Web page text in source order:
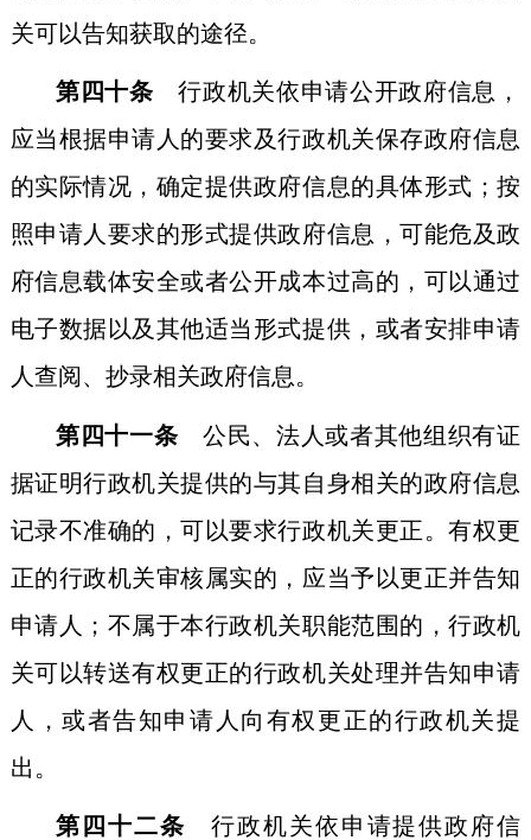
关可以告知获取的途径。
第四十条 行政机关依申请公开政府信息，
应当根据申请人的要求及行政机关保存政府信息
的实际情况，确定提供政府信息的具体形式；按
照申请人要求的形式提供政府信息，可能危及政
府信息载体安全或者公开成本过高的，可以通过
电子数据以及其他适当形式提供，或者安排申请
人查阅、抄录相关政府信息。
第四十一条 公民、法人或者其他组织有证
据证明行政机关提供的与其自身相关的政府信息
记录不准确的，可以要求行政机关更正。有权更
正的行政机关审核属实的，应当予以更正并告知
申请人；不属于本行政机关职能范围的，行政机
关可以转送有权更正的行政机关处理并告知申请
人，或者告知申请人向有权更正的行政机关提
出。
第四十二条 行政机关依申请提供政府信